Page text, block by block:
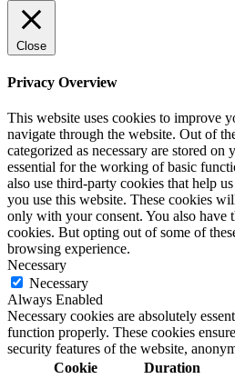
Close
Privacy Overview
This website uses cookies to improve
navigate through the website. Out of
categorized as necessary are stored on
essential for the working of basic
also use third-party cookies that help
you use this website. These cookies
only with your consent. You also have
cookies. But opting out of some of
browsing experience.
Necessary
Necessary
Always Enabled
Necessary cookies are absolutely
function properly. These cookies
security features of the website,
Cookie
Duration